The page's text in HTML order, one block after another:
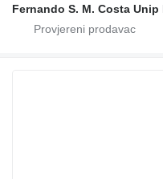
Fernando S. M. Costa Unip